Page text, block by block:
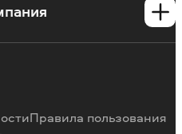
программ
Правила пользования